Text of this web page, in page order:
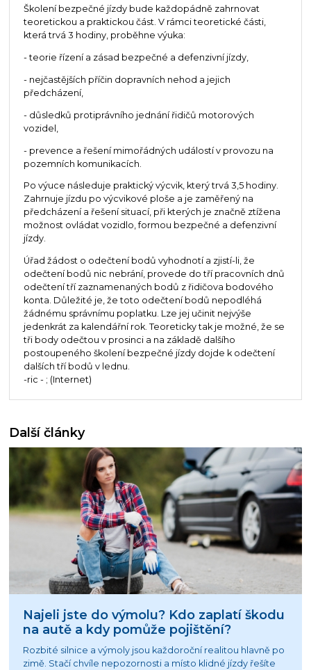
Školení bezpečné jízdy bude každopádně zahrnovat
teoretickou a praktickou část. V rámci teoretické části,
která trvá 3 hodiny, proběhne výuka:
- teorie řízení a zásad bezpečné a defenzivní jízdy,
- nejčastějších příčin dopravních nehod a jejich
předcházení,
- důsledků protiprávního jednání řidičů motorových
vozidel,
- prevence a řešení mimořádných událostí v provozu na
pozemních komunikacích.
Po výuce následuje praktický výcvik, který trvá 3,5 hodiny.
Zahrnuje jízdu po výcvikové ploše a je zaměřený na
předcházení a řešení situací, při kterých je značně ztížena
možnost ovládat vozidlo, formou bezpečné a defenzivní
jízdy.
Úřad žádost o odečtení bodů vyhodnotí a zjistí-li, že
odečtení bodů nic nebrání, provede do tří pracovních dnů
odečtení tří zaznamenaných bodů z řidičova bodového
konta. Důležité je, že toto odečtení bodů nepodléhá
žádnému správnímu poplatku. Lze jej učinit nejvýše
jedenkrát za kalendářní rok. Teoreticky tak je možné, že se
tři body odečtou v prosinci a na základě dalšího
postoupeného školení bezpečné jízdy dojde k odečtení
dalších tří bodů v lednu.
-ric - ; (Internet)
Další články
Najeli jste do výmolu? Kdo zaplatí škodu
na autě a kdy pomůže pojištění?
Rozbité silnice a výmoly jsou každoroční realitou hlavně po
zimě. Stačí chvíle nepozornosti a místo klidné jízdy řešíte